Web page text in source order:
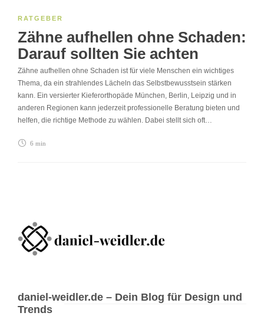
RATGEBER
Zähne aufhellen ohne Schaden:
Darauf sollten Sie achten
Zähne aufhellen ohne Schaden ist für viele Menschen ein wichtiges
Thema, da ein strahlendes Lächeln das Selbstbewusstsein stärken
kann. Ein versierter Kieferorthopäde München, Berlin, Leipzig und in
anderen Regionen kann jederzeit professionelle Beratung bieten und
helfen, die richtige Methode zu wählen. Dabei stellt sich oft…
6 min
daniel-weidler.de – Dein Blog für Design und
Trends